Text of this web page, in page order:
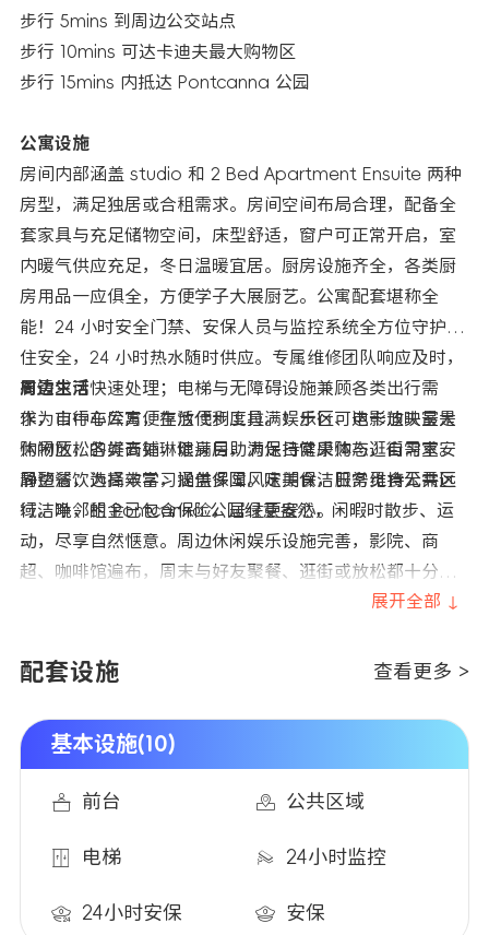
步行 5mins 到周边公交站点
步行 10mins 可达卡迪夫最大购物区
步行 15mins 内抵达 Pontcanna 公园
公寓设施
房间内部涵盖 studio 和 2 Bed Apartment Ensuite 两种
房型，满足独居或合租需求。房间空间布局合理，配备全
套家具与充足储物空间，床型舒适，窗户可正常开启，室
内暖气供应充足，冬日温暖宜居。厨房设施齐全，各类厨
房用品一应俱全，方便学子大展厨艺。公寓配套堪称全
能！24 小时安全门禁、安保人员与监控系统全方位守护居
住安全，24 小时热水随时供应。专属维修团队响应及时，
有需求可快速处理；电梯与无障碍设施兼顾各类出行需
求，自行车库方便存放代步工具。娱乐区、电影放映室是
休闲放松的好去处，健身房助力保持健康体态，自习室安
静整洁，为高效学习提供保障。定期保洁服务维持公共区
域洁净，租金已包含保险，居住更安心。
周边生活
作为市中心公寓，生活便利度拉满！步行可达卡迪夫最大
购物区，各类商铺琳琅满目，满足日常采购与逛街需求。
周边餐饮选择丰富，涵盖多国风味美食，日常觅食无需远
行。毗邻的 Pontcanna 公园绿意盎然，闲暇时散步、运
动，尽享自然惬意。周边休闲娱乐设施完善，影院、商
超、咖啡馆遍布，周末与好友聚餐、逛街或放松都十分便
捷。区域治安良好，生活氛围浓厚，既适合专注学习，也
展开全部 ↓
配套设施 查看更多 >
基本设施(10)
前台 公共区域
电梯 24小时监控
24小时安保 安保